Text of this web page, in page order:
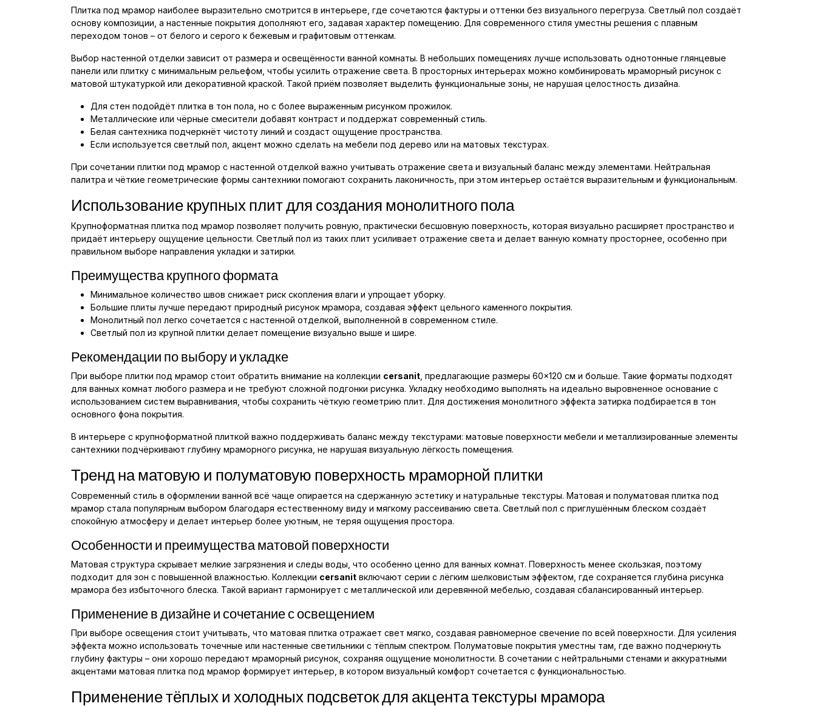
Плитка под мрамор наиболее выразительно смотрится в интерьере, где сочетаются фактуры и оттенки без визуального перегруза. Светлый пол создаёт
основу композиции, а настенные покрытия дополняют его, задавая характер помещению. Для современного стиля уместны решения с плавным
переходом тонов – от белого и серого к бежевым и графитовым оттенкам.
Выбор настенной отделки зависит от размера и освещённости ванной комнаты. В небольших помещениях лучше использовать однотонные глянцевые
панели или плитку с минимальным рельефом, чтобы усилить отражение света. В просторных интерьерах можно комбинировать мраморный рисунок с
матовой штукатуркой или декоративной краской. Такой приём позволяет выделить функциональные зоны, не нарушая целостность дизайна.
Для стен подойдёт плитка в тон пола, но с более выраженным рисунком прожилок.
Металлические или чёрные смесители добавят контраст и поддержат современный стиль.
Белая сантехника подчеркнёт чистоту линий и создаст ощущение пространства.
Если используется светлый пол, акцент можно сделать на мебели под дерево или на матовых текстурах.
При сочетании плитки под мрамор с настенной отделкой важно учитывать отражение света и визуальный баланс между элементами. Нейтральная
палитра и чёткие геометрические формы сантехники помогают сохранить лаконичность, при этом интерьер остаётся выразительным и функциональным.
Использование крупных плит для создания монолитного пола
Крупноформатная плитка под мрамор позволяет получить ровную, практически бесшовную поверхность, которая визуально расширяет пространство и
придаёт интерьеру ощущение цельности. Светлый пол из таких плит усиливает отражение света и делает ванную комнату просторнее, особенно при
правильном выборе направления укладки и затирки.
Преимущества крупного формата
Минимальное количество швов снижает риск скопления влаги и упрощает уборку.
Большие плиты лучше передают природный рисунок мрамора, создавая эффект цельного каменного покрытия.
Монолитный пол легко сочетается с настенной отделкой, выполненной в современном стиле.
Светлый пол из крупной плитки делает помещение визуально выше и шире.
Рекомендации по выбору и укладке
При выборе плитки под мрамор стоит обратить внимание на коллекции cersanit , предлагающие размеры 60×120 см и больше. Такие форматы подходят
для ванных комнат любого размера и не требуют сложной подгонки рисунка. Укладку необходимо выполнять на идеально выровненное основание с
использованием систем выравнивания, чтобы сохранить чёткую геометрию плит. Для достижения монолитного эффекта затирка подбирается в тон
основного фона покрытия.
В интерьере с крупноформатной плиткой важно поддерживать баланс между текстурами: матовые поверхности мебели и металлизированные элементы
сантехники подчёркивают глубину мраморного рисунка, не нарушая визуальную лёгкость помещения.
Тренд на матовую и полуматовую поверхность мраморной плитки
Современный стиль в оформлении ванной всё чаще опирается на сдержанную эстетику и натуральные текстуры. Матовая и полуматовая плитка под
мрамор стала популярным выбором благодаря естественному виду и мягкому рассеиванию света. Светлый пол с приглушённым блеском создаёт
спокойную атмосферу и делает интерьер более уютным, не теряя ощущения простора.
Особенности и преимущества матовой поверхности
Матовая структура скрывает мелкие загрязнения и следы воды, что особенно ценно для ванных комнат. Поверхность менее скользкая, поэтому
подходит для зон с повышенной влажностью. Коллекции cersanit включают серии с лёгким шелковистым эффектом, где сохраняется глубина рисунка
мрамора без избыточного блеска. Такой вариант гармонирует с металлической или деревянной мебелью, создавая сбалансированный интерьер.
Применение в дизайне и сочетание с освещением
При выборе освещения стоит учитывать, что матовая плитка отражает свет мягко, создавая равномерное свечение по всей поверхности. Для усиления
эффекта можно использовать точечные или настенные светильники с тёплым спектром. Полуматовые покрытия уместны там, где важно подчеркнуть
глубину фактуры – они хорошо передают мраморный рисунок, сохраняя ощущение монолитности. В сочетании с нейтральными стенами и аккуратными
акцентами матовая плитка под мрамор формирует интерьер, в котором визуальный комфорт сочетается с функциональностью.
Применение тёплых и холодных подсветок для акцента текстуры мрамора